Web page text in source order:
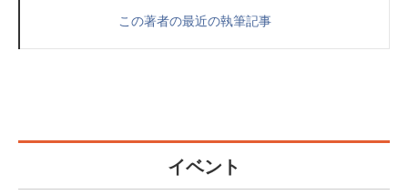
この著者の最近の執筆記事
イベント